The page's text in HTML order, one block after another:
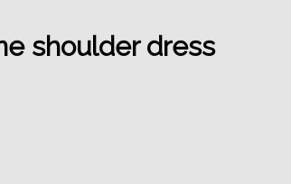
shoulder dress